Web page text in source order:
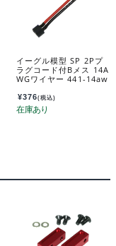
イーグル模型 SP 2Pプ
ラグコード付Bメス 14A
WGワイヤー 441-14aw
¥376(税込)